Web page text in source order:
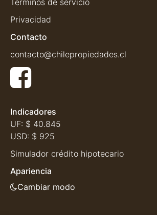
Términos de servicio
Privacidad
Contacto
contacto@chilepropiedades.cl
Indicadores
UF: $ 40.845
USD: $ 925
Simulador crédito hipotecario
Apariencia
Cambiar modo